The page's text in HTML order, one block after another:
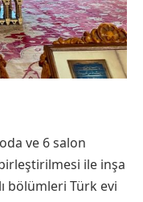
ve 6 salon
ile inşa
bölümleri Türk evi